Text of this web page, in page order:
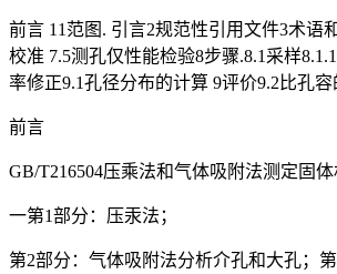
前言 11范图. 引言2规范性引用文件3术语
校准 7.5测孔仅性能检验8步骤.8.1采样
率修正9.1孔径分布的计算 9评价9.2比孔
前言
GB/T216504压乘法和气体吸附法测定固
一第1部分：压汞法；
第2部分：气体吸附法分析介孔和大孔；